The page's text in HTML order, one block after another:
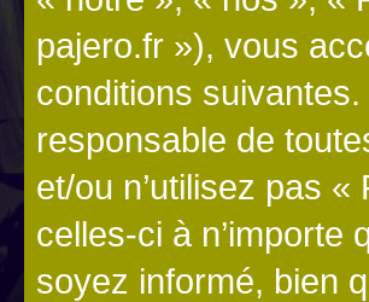
pajero.fr »), vous
conditions suivantes.
responsable de
et/ou n’utilisez pas
celles-ci à n’importe
soyez informé, bien